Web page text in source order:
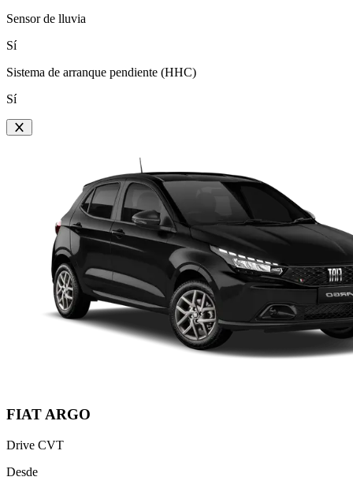
Sensor de lluvia
Sí
Sistema de arranque pendiente (HHC)
Sí
FIAT ARGO
Drive CVT
Desde